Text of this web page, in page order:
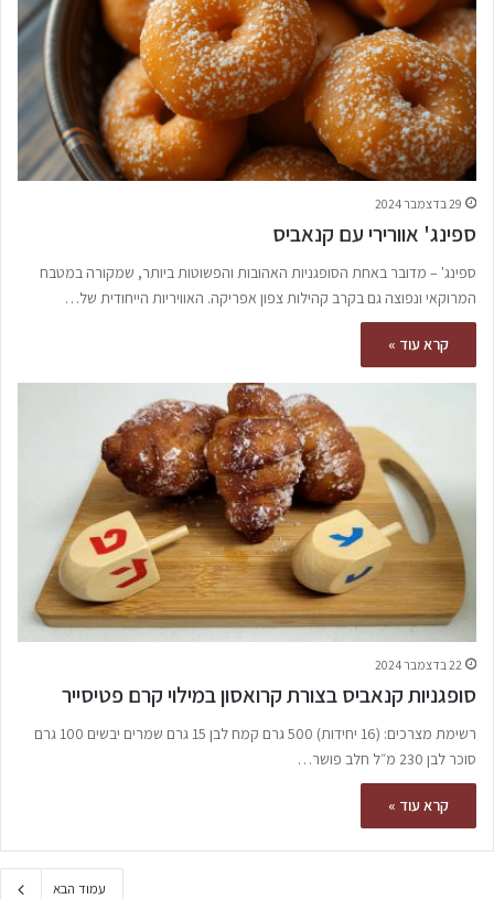
29 בדצמבר 2024
ספינג' אוורירי עם קנאביס
ספינג' – מדובר באחת הסופגניות האהובות והפשוטות ביותר, שמקורה במטבח
המרוקאי ונפוצה גם בקרב קהילות צפון אפריקה. האוויריות הייחודית של…
קרא עוד »
22 בדצמבר 2024
סופגניות קנאביס בצורת קרואסון במילוי קרם פטיסייר
רשימת מצרכים: (16 יחידות) 500 גרם קמח לבן 15 גרם שמרים יבשים 100 גרם
סוכר לבן 230 מ״ל חלב פושר…
קרא עוד »
עמוד הבא